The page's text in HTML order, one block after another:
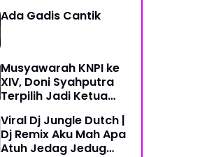
Ada Gadis Cantik
Musyawarah KNPI ke
XIV, Doni Syahputra
Terpilih Jadi Ketua
Periode 2023-2026
Viral Dj Jungle Dutch |
Dj Remix Aku Mah Apa
Atuh Jedag Jedug